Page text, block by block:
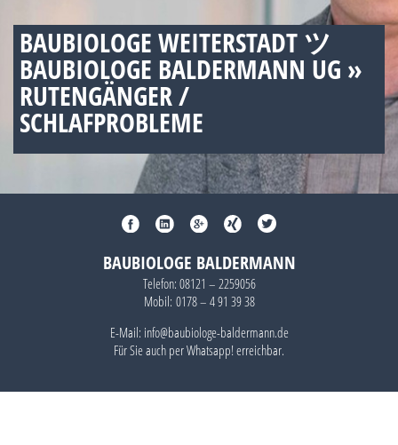
BAUBIOLOGE WEITERSTADT ツ
BAUBIOLOGE BALDERMANN UG »
RUTENGÄNGER /
SCHLAFPROBLEME
BAUBIOLOGE BALDERMANN
Telefon: 08121 – 2259056
Mobil: 0178 – 4 91 39 38
E-Mail: info@baubiologe-baldermann.de
Für Sie auch perWhatsapp!erreichbar.